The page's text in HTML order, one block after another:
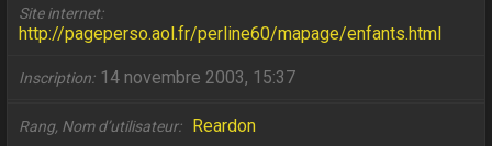
Site internet
http://pageperso.aol.fr/perline60/mapage/enfants.html
Inscription 14 novembre 2003, 15:37
Rang, Nom d’utilisateur Reardon